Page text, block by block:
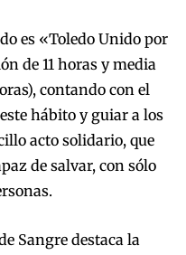
es «Toledo Unido por
de 11 horas y media
contando con el
hábito y guiar a los
acto solidario, que
de salvar, con sólo
Sangre destaca la